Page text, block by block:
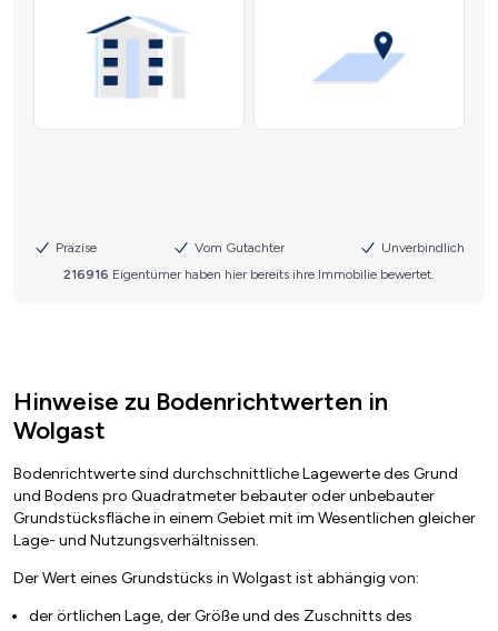
Hinweise zu Bodenrichtwerten in
Wolgast
Bodenrichtwerte sind durchschnittliche Lagewerte des Grund
und Bodens pro Quadratmeter bebauter oder unbebauter
Grundstücksfläche in einem Gebiet mit im Wesentlichen gleicher
Lage- und Nutzungsverhältnissen.
Der Wert eines Grundstücks in Wolgast ist abhängig von:
der örtlichen Lage, der Größe und des Zuschnitts des